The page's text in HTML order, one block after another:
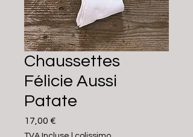
Chaussettes
Félicie Aussi
Patate
17,00 €